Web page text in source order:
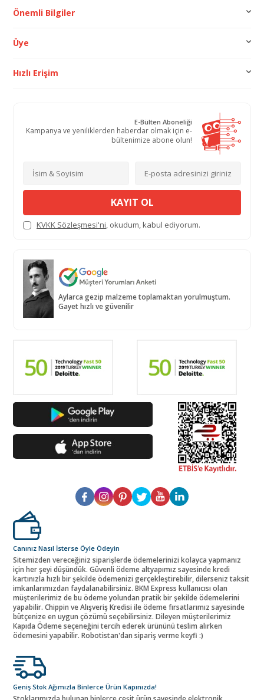
Önemli Bilgiler
Üye
Hızlı Erişim
E-Bülten Aboneliği
Kampanya ve yeniliklerden haberdar olmak için e-
bültenimize abone olun!
KAYIT OL
KVKK Sözleşmesi'ni, okudum, kabul ediyorum.
Aylarca gezip malzeme toplamaktan yorulmuştum.
Gayet hızlı ve güvenilir
Canınız Nasıl İsterse Öyle Ödeyin
Sitemizden vereceğiniz siparişlerde ödemelerinizi kolayca yapmanız
için her şeyi düşündük. Güvenli ödeme altyapımız sayesinde kredi
kartınızla hızlı bir şekilde ödemenizi gerçekleştirebilir, dilerseniz taksit
imkanlarımızdan faydalanabilirsiniz. BKM Express kullanıcısı olan
müşterilerimiz de bu ödeme yolundan pratik bir şekilde ödemelerini
yapabilir. Chippin ve Alışveriş Kredisi ile ödeme fırsatlarımız sayesinde
bütçenize en uygun çözümü seçebilirsiniz. Dileyen müşterilerimiz
Kapıda Ödeme seçeneğini tercih ederek ürününü teslim alırken
ödemesini yapabilir. Robotistan'dan sipariş verme keyfi :)
Geniş Stok Ağımızla Binlerce Ürün Kapınızda!